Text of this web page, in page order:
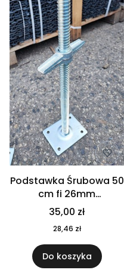
Podstawka Śrubowa 50
cm fi 26mm
rusztowanie
warszawskie
35,00 zł
28,46 zł
Do koszyka